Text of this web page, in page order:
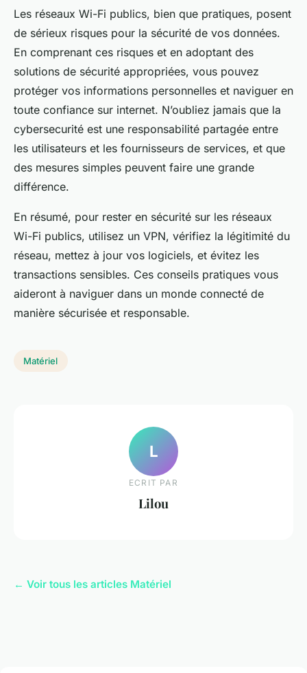
Les réseaux Wi-Fi publics, bien que pratiques, posent
de sérieux risques pour la sécurité de vos données.
En comprenant ces risques et en adoptant des
solutions de sécurité appropriées, vous pouvez
protéger vos informations personnelles et naviguer en
toute confiance sur internet. N’oubliez jamais que la
cybersecurité est une responsabilité partagée entre
les utilisateurs et les fournisseurs de services, et que
des mesures simples peuvent faire une grande
différence.
En résumé, pour rester en sécurité sur les réseaux
Wi-Fi publics, utilisez un VPN, vérifiez la légitimité du
réseau, mettez à jour vos logiciels, et évitez les
transactions sensibles. Ces conseils pratiques vous
aideront à naviguer dans un monde connecté de
manière sécurisée et responsable.
Matériel
L
ECRIT PAR
Lilou
← Voir tous les articles Matériel